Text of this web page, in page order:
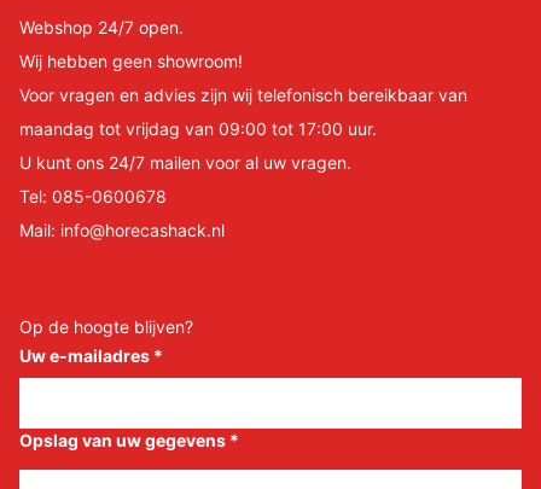
Webshop 24/7 open.
Wij hebben geen showroom!
Voor vragen en advies zijn wij telefonisch bereikbaar van
maandag tot vrijdag van 09:00 tot 17:00 uur.
U kunt ons 24/7 mailen voor al uw vragen.
Tel: 085-0600678
Mail: info@horecashack.nl
Op de hoogte blijven?
Uw e-mailadres *
Opslag van uw gegevens *